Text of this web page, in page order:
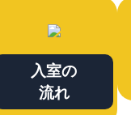
入室の
流れ